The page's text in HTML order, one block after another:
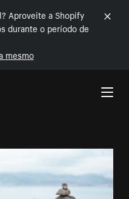
Aproveite a Shopify
durante o período de
mesmo